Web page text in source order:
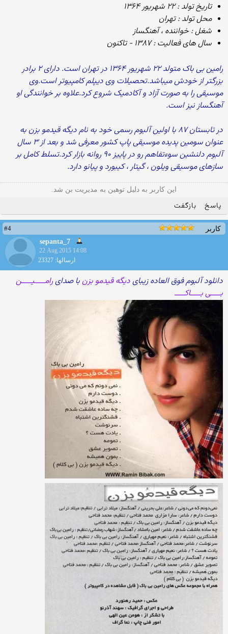
تاریخ تولد : ۲۲ شهریور ۱۳۶۴
محل تولد : تهران
شغل : خواننده ، آهنگساز
سال های فعالیت : ۱۳۸۷ - تاکنون
رامین بی باک متولد ۲۲ شهریور ۱۳۶۴ در تهران است. دارای ۲ برادر
بزرگتر از خودش میباشد.تحصیلات وی دیپلم کامپیوتر است.وی
موسیقی را به صورت آزاد و آکادمیک شروع کرد.علاوه بر خوانندگی او
آهنگساز نیز است.
در تابستان ۸۷ با اولین آلبوم رسمی خود به نام دیگه قیدمو بزن به
عنوان سومین پدیده موسیقی پاپ کشور معرفی شد و بعد از ۳ سال
آلبوم دلنشین سوءتفاهم رو در پاییز ۹۰ روانه بازار کرد.تسلط کامل بر
سازهای موسیقی ویلون ، گیتار ، کیبورد و پیانو دارد.
این کاربر به دلیل توهین به مدیریت بن شد.
پاسخ بازگفت
کاربر
#4
sepanta_7
22 Aug 2015 14:08
ارسالها: 23327
دانلود آلبوم فوق العاده زیبایدیگه قیدمو بزن با صدایرامـــــیـــــن
بـــــی بـــــاکـــــ